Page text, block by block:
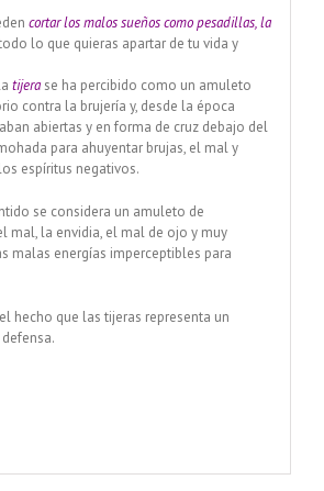
cortar los malos sueños como pesadillas, la
lo que quieras apartar de tu vida y
tijerase ha percibido como un amuleto
contra la brujería y, desde la época
abiertas y en forma de cruz debajo del
para ahuyentar brujas, el mal y
espíritus negativos.
se considera un amuleto de
mal, la envidia, el mal de ojo y muy
malas energías imperceptibles para
hecho que las tijeras representa un